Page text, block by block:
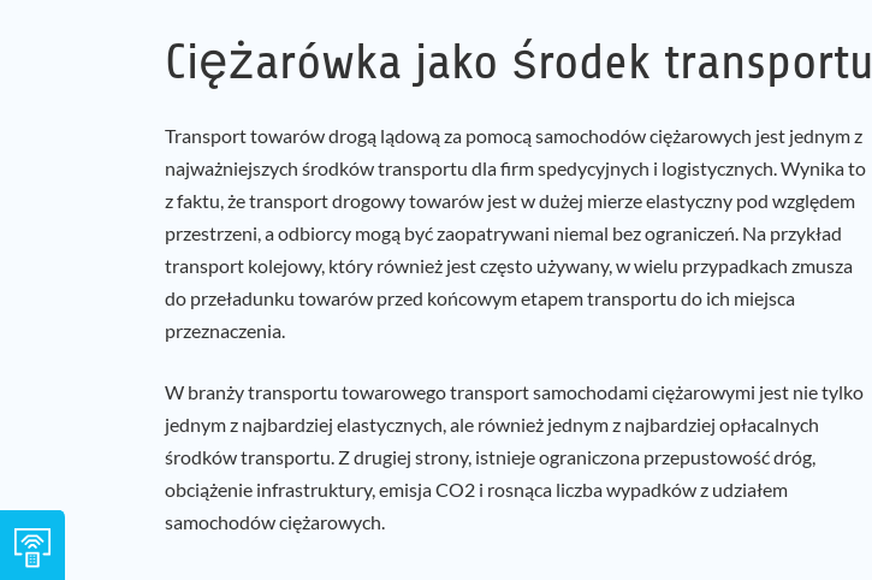
Ciężarówka jako środek transportu
Transport towarów drogą lądową za pomocą samochodów ciężarowych jest jednym z
najważniejszych środków transportu dla firm spedycyjnych i logistycznych. Wynika to
z faktu, że transport drogowy towarów jest w dużej mierze elastyczny pod względem
przestrzeni, a odbiorcy mogą być zaopatrywani niemal bez ograniczeń. Na przykład
transport kolejowy, który również jest często używany, w wielu przypadkach zmusza
do przeładunku towarów przed końcowym etapem transportu do ich miejsca
przeznaczenia.
W branży transportu towarowego transport samochodami ciężarowymi jest nie tylko
jednym z najbardziej elastycznych, ale również jednym z najbardziej opłacalnych
środków transportu. Z drugiej strony, istnieje ograniczona przepustowość dróg,
obciążenie infrastruktury, emisja CO2 i rosnąca liczba wypadków z udziałem
samochodów ciężarowych.